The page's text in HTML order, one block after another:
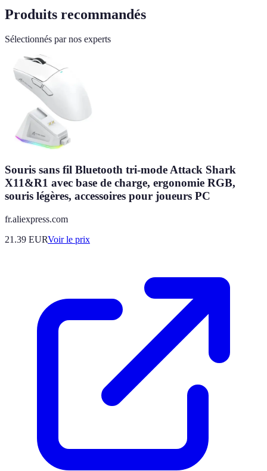
Produits recommandés
Sélectionnés par nos experts
Souris sans fil Bluetooth tri-mode Attack Shark
X11&R1 avec base de charge, ergonomie RGB,
souris légères, accessoires pour joueurs PC
fr.aliexpress.com
21.39 EURVoir le prix